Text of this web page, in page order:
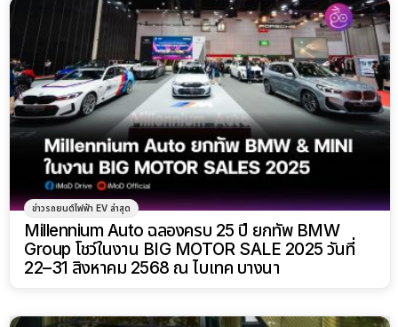
ข่าวรถยนต์ไฟฟ้า EV ล่าสุด
Millennium Auto ฉลองครบ 25 ปี ยกทัพ BMW
Group โชว์ในงาน BIG MOTOR SALE 2025 วันที่
22–31 สิงหาคม 2568 ณ ไบเทค บางนา